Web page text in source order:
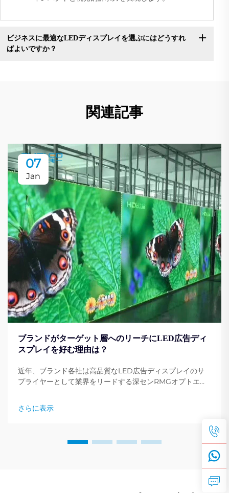
ビジネスに最適なLEDディスプレイを選ぶにはどうすれ
ばよいですか？
関連記事
07
Jan
ブランドがターゲット層へのリーチにLED広告ディ
スプレイを好む理由は？
近年、ブランド各社は高品質なLED広告ディスプレイのサ
プライヤーとして業界をリードする深センRMGオプトエレ
Co., Ltd.）に注目しています。これは、ブランドがターゲッ
ト層への到達という目標を達成するための最も好まれるソリ
さらに表示